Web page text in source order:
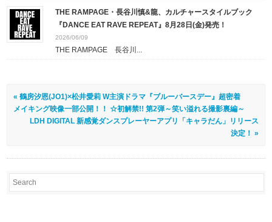
THE RAMPAGE・長谷川慎&龍、カルチャースタイルブック
『DANCE EAT RAVE REPEAT』8月28日(金)発売！
2026/06/09
THE RAMPAGE 長谷川...
« 鶴房汐恩(JO1)×松井愛莉 W主演ドラマ『ブルーバースデー』超密着
メイキング映像一部公開！！ ☆初解禁!! 第2弾～笑い溢れる撮影裏編～
LDH DIGITAL 新感覚ダンスプレーヤーアプリ「キャラだん」リリース
決定！ »